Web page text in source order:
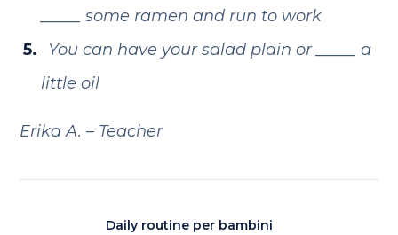
_____ some ramen and run to work
You can have your salad plain or _____ a
little oil
Erika A. – Teacher
Daily routine per bambini